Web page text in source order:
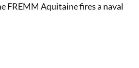
FREMM Aquitaine fires a naval